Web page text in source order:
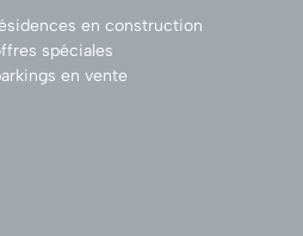
en construction
spéciales
en vente